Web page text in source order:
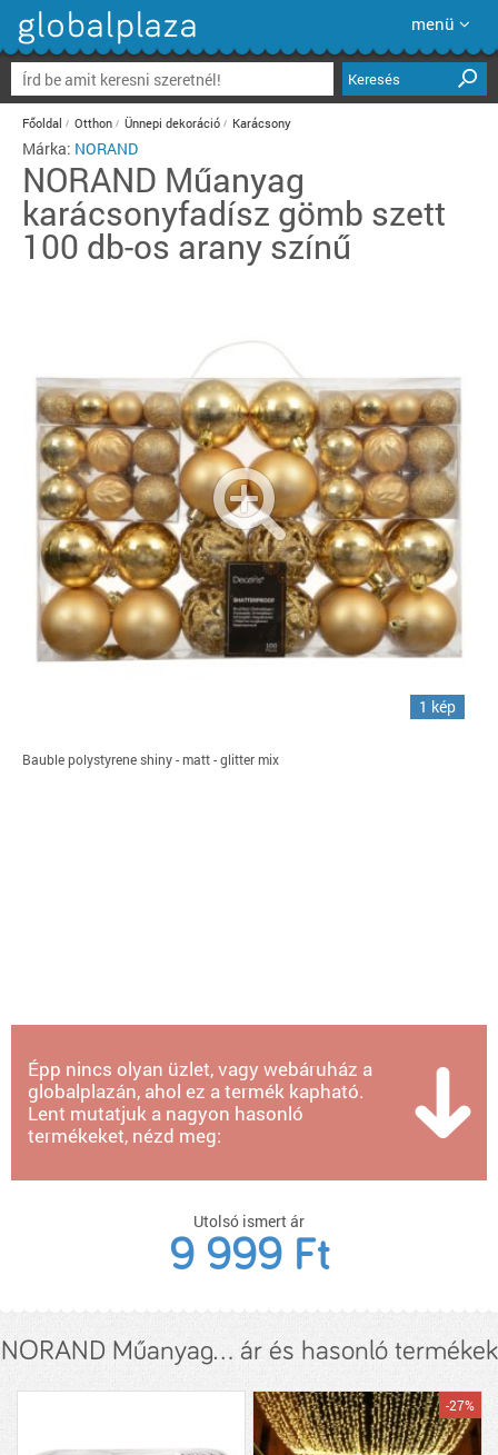
menü
Keresés
Főoldal Otthon Ünnepi dekoráció Karácsony
Márka: NORAND
NORAND Műanyag
karácsonyfadísz gömb szett
100 db-os arany színű
1 kép
Bauble polystyrene shiny - matt - glitter mix
Épp nincs olyan üzlet, vagy webáruház a
globalplazán, ahol ez a termék kapható.
Lent mutatjuk a nagyon hasonló
termékeket, nézd meg:
Utolsó ismert ár
9 999 Ft
NORAND Műanyag... ár és hasonló termékek
-27%